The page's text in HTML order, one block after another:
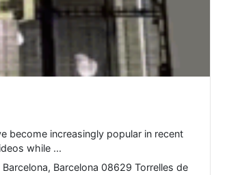
become increasingly popular in recent
while ...
Barcelona 08629 Torrelles de